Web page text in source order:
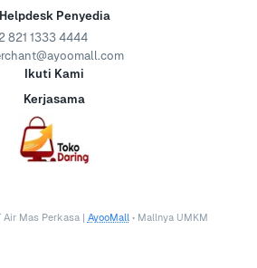
Helpdesk Penyedia
821 1333 4444
Ikuti Kami
Kerjasama
Air Mas Perkasa | AyooMall • Mallnya UMKM